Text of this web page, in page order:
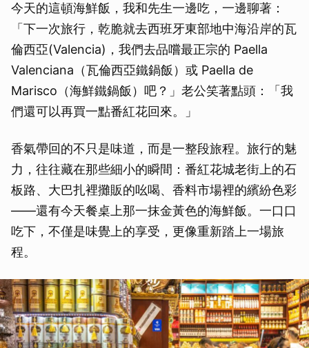
今天的這頓海鮮飯，我和先生一邊吃，一邊聊著：
「下一次旅行，乾脆就去西班牙東部地中海沿岸的瓦
倫西亞(Valencia)，我們去品嚐最正宗的 Paella
Valenciana（瓦倫西亞鐵鍋飯）或 Paella de
Marisco（海鮮鐵鍋飯）吧？」老公笑著點頭：「我
們還可以再買一點番紅花回來。」
香氣帶回的不只是味道，而是一整段旅程。旅行的魅
力，往往藏在那些細小的瞬間：番紅花城老街上的石
板路、大巴扎裡攤販的吆喝、香料市場裡的繽紛色彩
——還有今天餐桌上那一抹金黃色的海鮮飯。一口口
吃下，不僅是味覺上的享受，更像重新踏上一場旅
程。